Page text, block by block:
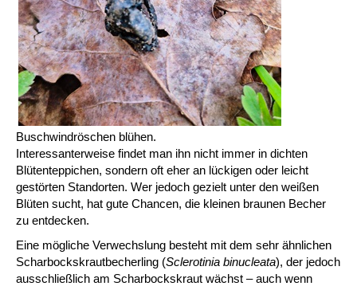
Buschwindröschen blühen.
Interessanterweise findet man ihn nicht immer in dichten
Blütenteppichen, sondern oft eher an lückigen oder leicht
gestörten Standorten. Wer jedoch gezielt unter den weißen
Blüten sucht, hat gute Chancen, die kleinen braunen Becher
zu entdecken.
Eine mögliche Verwechslung besteht mit dem sehr ähnlichen
Scharbockskrautbecherling (Sclerotinia binucleata), der jedoch
ausschließlich am Scharbockskraut wächst – auch wenn